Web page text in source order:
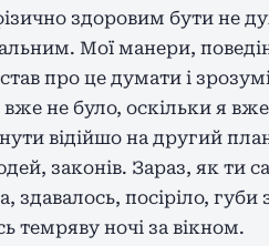
здоровим бути не
Мої манери,
про це думати і
не було, оскільки я
відійшо на другий
законів. Зараз, як
здавалось, посіріло,
темряву ночі за вікном.